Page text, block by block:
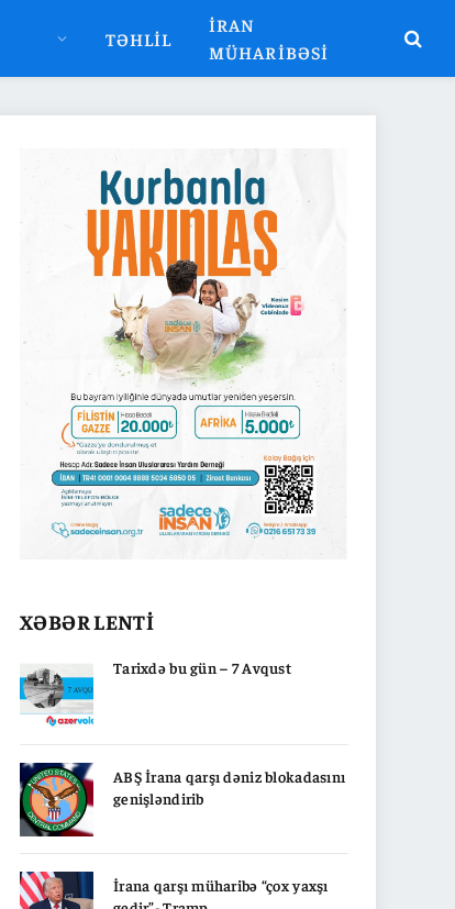
TƏHLIL
İRAN
MÜHARIBƏSI
XƏBƏR LENTİ
Tarixdə bu gün – 7 Avqust
ABŞ İrana qarşı dəniz blokadasını
genişləndirib
İrana qarşı müharibə “çox yaxşı